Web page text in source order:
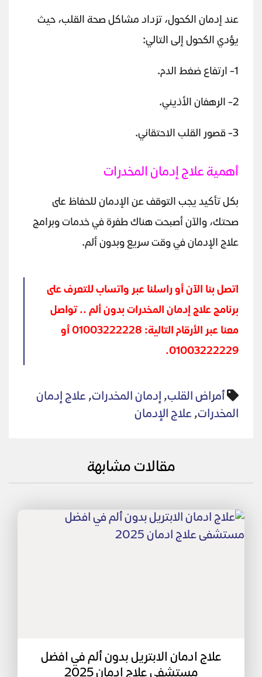
عند إدمان الكحول، تزداد مشاكل صحة القلب، حيث
يؤدي الكحول إلى التالي:
1- ارتفاع ضغط الدم.
2- الرهفان الأذيني.
3- قصور القلب الاحتقاني.
أهمية علاج إدمان المخدرات
بكل تأكيد يجب التوقف عن الإدمان للحفاظ على
صحتك، والآن أصبحت هناك طفرة في خدمات وبرامج
علاج الإدمان في وقت سريع وبدون ألم.
اتصل بنا الآن أو راسلنا عبر واتساب للتعرف على
برنامج علاج إدمان المخدرات بدون ألم .. تواصل
معنا عبر الأرقام التالية: 01003222228 أو
01003222229.
أمراض القلب, إدمان المخدرات,علاج إدمان
المخدرات,علاج الإدمان
مقالات مشابهة
علاج ادمان الابتريل بدون ألم في افضل
مستشفى علاج ادمان 2025